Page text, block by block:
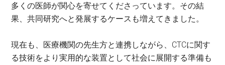
多くの医師が関心を寄せてくださっています。その結
果、共同研究へと発展するケースも増えてきました。
現在も、医療機関の先生方と連携しながら、CTCに関す
る技術をより実用的な装置として社会に展開する準備も